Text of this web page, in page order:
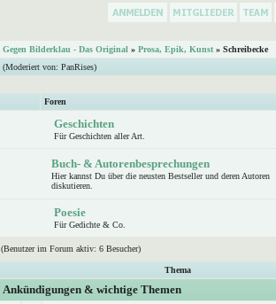
Gegen Bilderklau - Das Original » Prosa, Epik, Kunst » Schreibecke
(Moderiert von: PanRises)
Foren
Geschichten
Für Geschichten aller Art.
Buch- & Autorenbesprechungen
Hier kannst Du über die neusten Bestseller und deren Autoren
diskutieren.
Poesie
Für Gedichte & Co.
(Benutzer im Forum aktiv: 6 Besucher)
Thema
Ankündigungen & wichtige Themen